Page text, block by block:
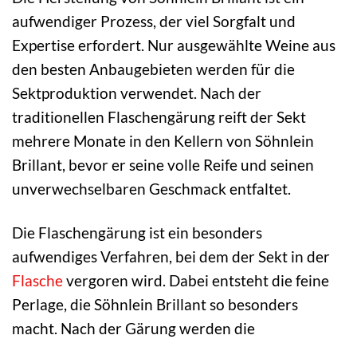
aufwendiger Prozess, der viel Sorgfalt und
Expertise erfordert. Nur ausgewählte Weine aus
den besten Anbaugebieten werden für die
Sektproduktion verwendet. Nach der
traditionellen Flaschengärung reift der Sekt
mehrere Monate in den Kellern von Söhnlein
Brillant, bevor er seine volle Reife und seinen
unverwechselbaren Geschmack entfaltet.
Die Flaschengärung ist ein besonders
aufwendiges Verfahren, bei dem der Sekt in der
Flaschevergoren wird. Dabei entsteht die feine
Perlage, die Söhnlein Brillant so besonders
macht. Nach der Gärung werden die